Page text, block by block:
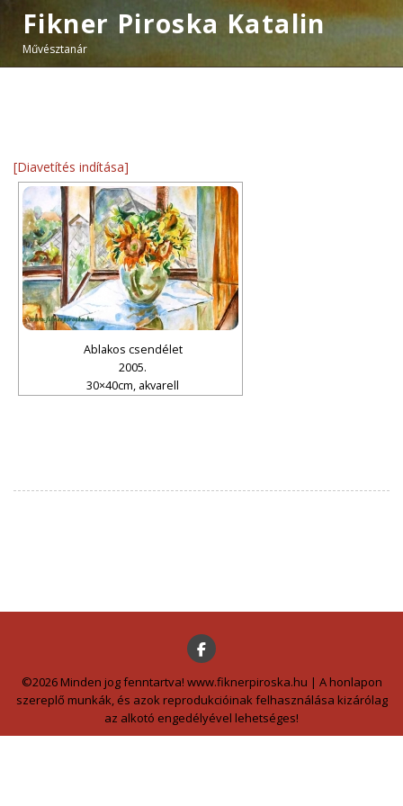
Fikner Piroska Katalin
Művésztanár
[Diavetítés indítása]
Ablakos csendélet
2005.
30×40cm, akvarell
©2026 Minden jog fenntartva! www.fiknerpiroska.hu | A honlapon
szereplő munkák, és azok reprodukcióinak felhasználása kizárólag
az alkotó engedélyével lehetséges!